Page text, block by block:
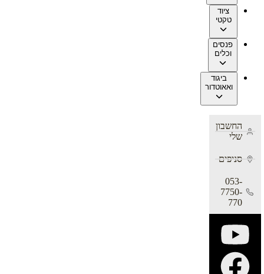
ציוד
טקטי
פנסים
וכלים
ביגוד
ואאוטדור
החשבון
שלי
סניפים
053-
7750-
770